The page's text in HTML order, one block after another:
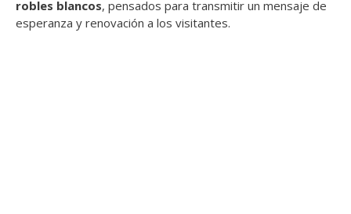
robles blancos, pensados para transmitir un mensaje de
esperanza y renovación a los visitantes.